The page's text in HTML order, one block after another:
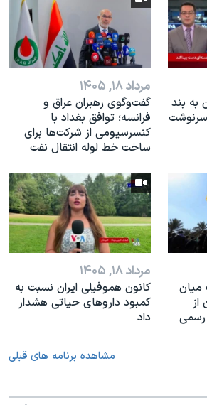
به بند
مرداد ۱۸, ۱۴۰۵
گفت‌وگوی رهبران عراق و
فرانسه؛ توافق بغداد با
کنسرسیومی از شرکت‌ها برای
ساخت خط لوله انتقال نفت
میان
از
رسمی
مرداد ۱۸, ۱۴۰۵
کانون هموفیلی ایران نسبت به
کمبود داروهای حیاتی هشدار
داد
مشاهده برنامه های قبلی